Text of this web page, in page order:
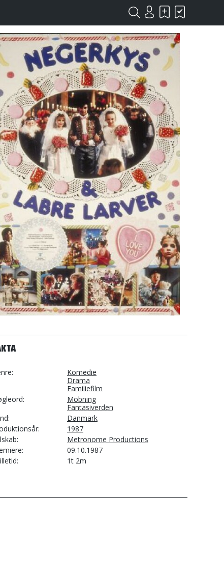
Komedie
Drama
Familiefilm
Mobning
Fantasiverden
Danmark
1987
Metronome Productions
09.10.1987
1t 2m